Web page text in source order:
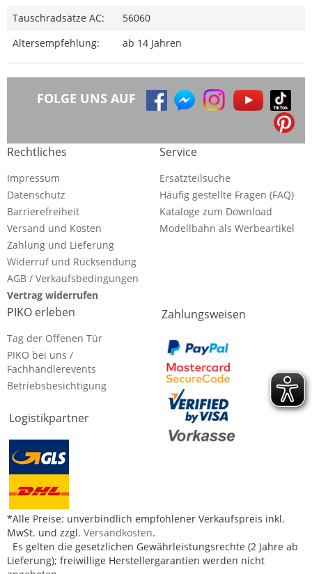
Tauschradsätze AC:
56060
Altersempfehlung:
ab 14 Jahren
FOLGE UNS AUF
Rechtliches
Impressum
Datenschutz
Barrierefreiheit
Versand und Kosten
Zahlung und Lieferung
Widerruf und Rücksendung
AGB / Verkaufsbedingungen
Vertrag widerrufen
Service
Ersatzteilsuche
Häufig gestellte Fragen (FAQ)
Kataloge zum Download
Modellbahn als Werbeartikel
PIKO erleben
Tag der Offenen Tür
PIKO bei uns /
Fachhändlerevents
Betriebsbesichtigung
Logistikpartner
Zahlungsweisen
*Alle Preise: unverbindlich empfohlener Verkaufspreis inkl.
MwSt. und zzgl. Versandkosten.
Es gelten die gesetzlichen Gewährleistungsrechte (2 Jahre ab
Lieferung); freiwillige Herstellergarantien werden nicht